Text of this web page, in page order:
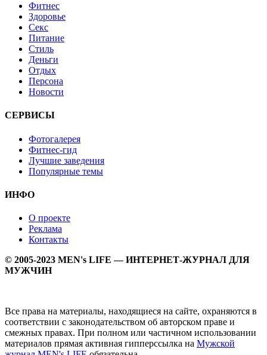
Фитнес
Здоровье
Секс
Питание
Стиль
Деньги
Отдых
Персона
Новости
СЕРВИСЫ
Фотогалерея
Фитнес-гид
Лучшие заведения
Популярные темы
ИНФО
О проекте
Реклама
Контакты
© 2005-2023 MEN's LIFE — ИНТЕРНЕТ-ЖУРНАЛ ДЛЯ
МУЖЧИН
Все права на материалы, находящиеся на сайте, охраняются в
соответствии с законодательством об авторском праве и
смежных правах. При полном или частичном использовании
материалов прямая активная гипперссылка на Мужской